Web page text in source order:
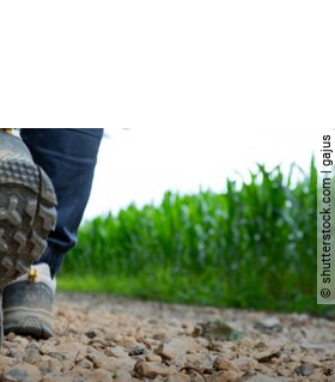
© shutterstock.com | gajus